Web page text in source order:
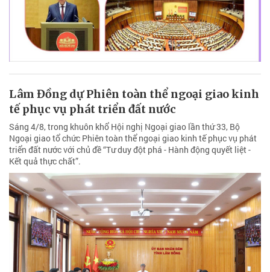
Lâm Đồng dự Phiên toàn thể ngoại giao kinh
tế phục vụ phát triển đất nước
Sáng 4/8, trong khuôn khổ Hội nghị Ngoại giao lần thứ 33, Bộ
Ngoại giao tổ chức Phiên toàn thể ngoại giao kinh tế phục vụ phát
triển đất nước với chủ đề “Tư duy đột phá - Hành động quyết liệt -
Kết quả thực chất”.